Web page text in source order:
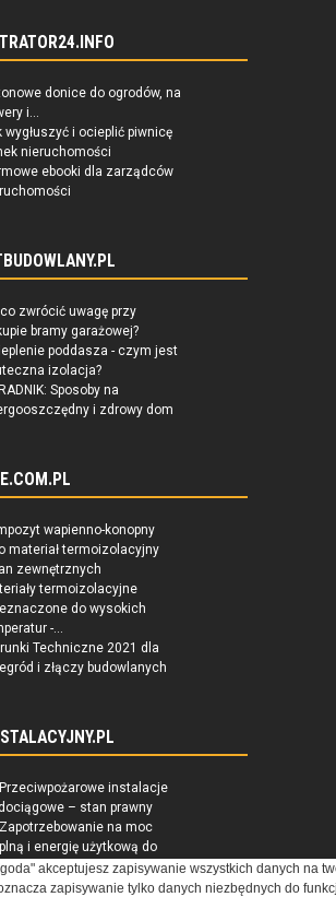
donice do ogrodów, na
i...
wygłuszyć i ocieplić piwnicę
nieruchomości
ebooki dla zarządców
co zwrócić uwagę przy
bramy garażowej?
poddasza - czym jest
izolacja?
Sposoby na
i zdrowy dom
wapienno-konopny
materiał termoizolacyjny
zewnętrznych
termoizolacyjne
do wysokich
-...
Techniczne 2021 dla
i złączy budowlanych
Przeciwpożarowe instalacje
– stan prawny
Zapotrzebowanie na moc
i energię użytkową do
ciepłej wody
akceptujesz zapisywanie wszystkich danych na
zapisywanie tylko danych niezbędnych do